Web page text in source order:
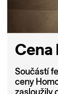
Cena
Součástí
ceny